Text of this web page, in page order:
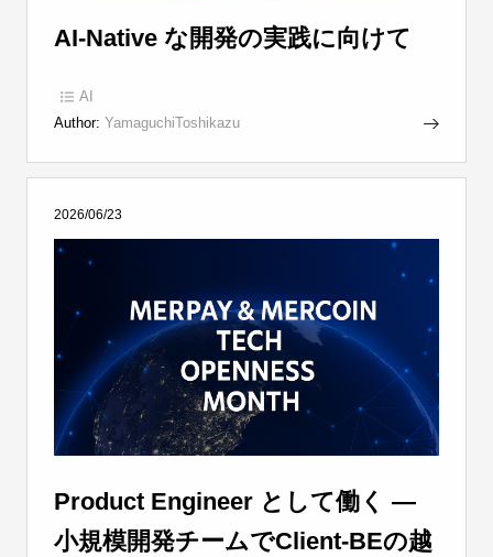
AI-Native な開発の実践に向けて
AI
Author: YamaguchiToshikazu
2026/06/23
Product Engineer として働く —
小規模開発チームでClient-BEの越